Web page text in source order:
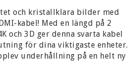
och kristallklara bilder med
kabel! Med en längd på 2
och 3D ger denna svarta kabel
för dina viktigaste enheter.
underhållning på en helt ny